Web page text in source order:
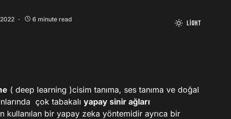
6 minute read Light
( deep learning )cisim tanıma, ses tanıma ve doğal
çok tabakalı yapay sinir ağları
kullanılan bir yapay zeka yöntemidir ayrıca bir